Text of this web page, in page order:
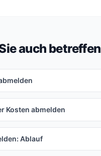
auch betreffen
Kosten abmelden
Ablauf